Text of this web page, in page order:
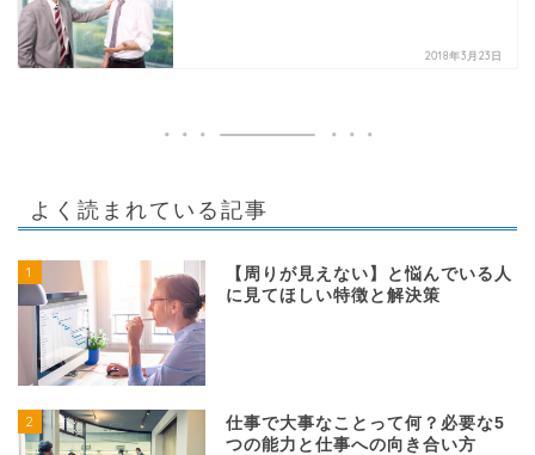
2018年3月23日
よく読まれている記事
1
【周りが見えない】と悩んでいる人
に見てほしい特徴と解決策
2
仕事で大事なことって何？必要な5
つの能力と仕事への向き合い方